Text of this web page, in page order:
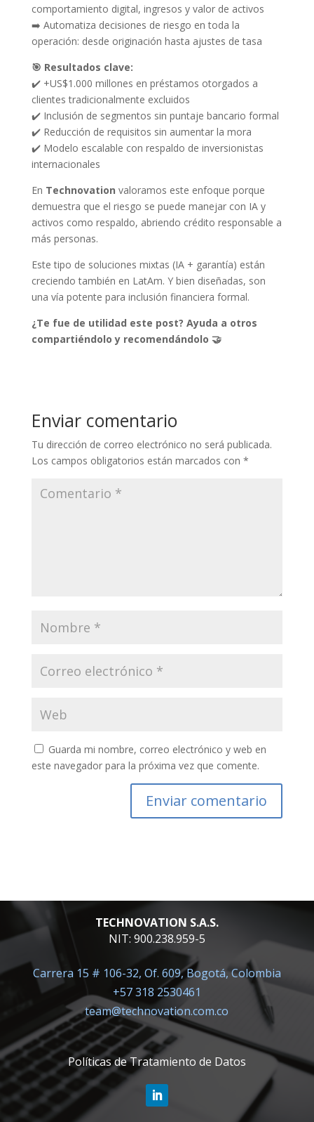
comportamiento digital, ingresos y valor de activos
➡️ Automatiza decisiones de riesgo en toda la
operación: desde originación hasta ajustes de tasa
🎯 Resultados clave:
✔️ +US$1.000 millones en préstamos otorgados a
clientes tradicionalmente excluidos
✔️ Inclusión de segmentos sin puntaje bancario formal
✔️ Reducción de requisitos sin aumentar la mora
✔️ Modelo escalable con respaldo de inversionistas
internacionales
En Technovation valoramos este enfoque porque
demuestra que el riesgo se puede manejar con IA y
activos como respaldo, abriendo crédito responsable a
más personas.
Este tipo de soluciones mixtas (IA + garantía) están
creciendo también en LatAm. Y bien diseñadas, son
una vía potente para inclusión financiera formal.
¿Te fue de utilidad este post? Ayuda a otros
compartiéndolo y recomendándolo 🤝
Enviar comentario
Tu dirección de correo electrónico no será publicada.
Los campos obligatorios están marcados con *
Guarda mi nombre, correo electrónico y web en
este navegador para la próxima vez que comente.
TECHNOVATION S.A.S.
NIT: 900.238.959-5
Carrera 15 # 106-32, Of. 609, Bogotá, Colombia
+57 318 2530461
team@technovation.com.co
Políticas de Tratamiento de Datos